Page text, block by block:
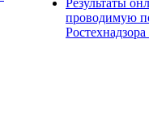
Результаты
проводимую